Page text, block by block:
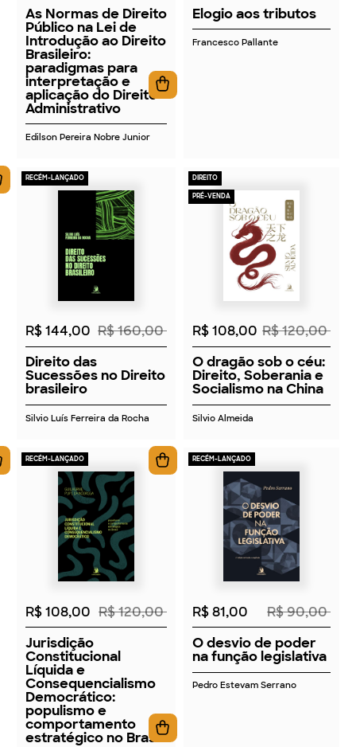
As Normas de Direito
Público na Lei de
Introdução ao Direito
Brasileiro:
paradigmas para
interpretação e
aplicação do Direito
Administrativo
Edilson Pereira Nobre Junior
Elogio aos tributos
Francesco Pallante
RECÉM-LANÇADO
R$ 144,00 R$ 160,00
Direito das
Sucessões no Direito
brasileiro
Silvio Luís Ferreira da Rocha
DIREITO
PRÉ-VENDA
2026
R$ 108,00 R$ 120,00
O dragão sob o céu:
Direito, Soberania e
Socialismo na China
Silvio Almeida
RECÉM-LANÇADO
2026
R$ 108,00 R$ 120,00
Jurisdição
Constitucional
Líquida e
Consequencialismo
Democrático:
populismo e
comportamento
estratégico no Brasil
RECÉM-LANÇADO
2026
R$ 81,00
R$ 90,00
O desvio de poder
na função legislativa
Pedro Estevam Serrano